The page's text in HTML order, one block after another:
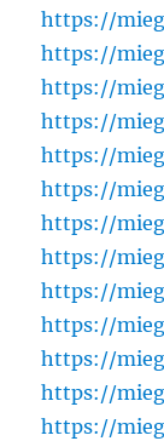
https://
https://
https://
https://
https://
https://
https://
https://
https://
https://
https://
https://
https://